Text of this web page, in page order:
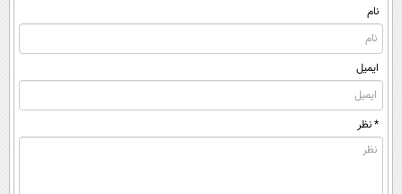
نام
ایمیل
* نظر